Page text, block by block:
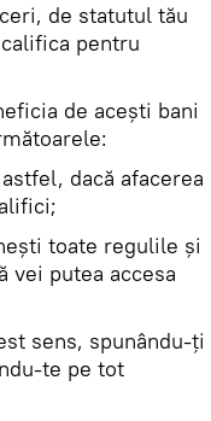
de statutul tău
pentru
de aceşti bani
dacă afacerea
toate regulile și
vei putea accesa
sens, spunându-ţi
te pe tot